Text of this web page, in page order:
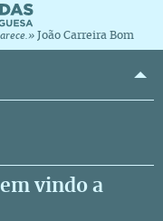
João Carreira Bom
vindo a